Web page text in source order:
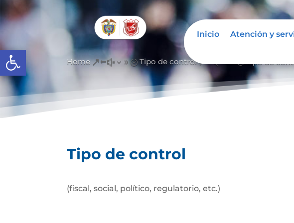
Abrir barra de herramientas
Inicio Atención y
Home &#x39; Tipo de control &#x39;
Tipo de control
(fiscal, social, político, regulatorio, etc.)